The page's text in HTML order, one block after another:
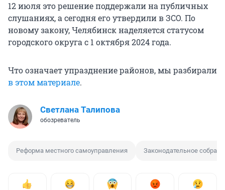
12 июля это решение поддержали на публичных
слушаниях, а сегодня его утвердили в ЗСО. По
новому закону, Челябинск наделяется статусом
городского округа с 1 октября 2024 года.
Что означает упразднение районов, мы разбирали
в этом материале.
Светлана Талипова
обозреватель
Реформа местного самоуправления Законодательное